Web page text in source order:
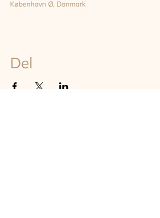
København Ø, Danmark
Del